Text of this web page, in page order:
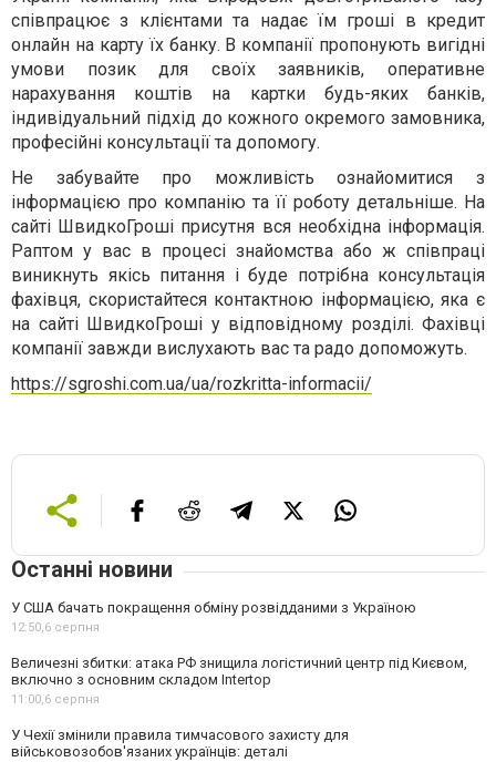
співпрацює з клієнтами та надає їм гроші в кредит
онлайн на карту їх банку. В компанії пропонують вигідні
умови позик для своїх заявників, оперативне
нарахування коштів на картки будь-яких банків,
індивідуальний підхід до кожного окремого замовника,
професійні консультації та допомогу.
Не забувайте про можливість ознайомитися з
інформацією про компанію та її роботу детальніше. На
сайті ШвидкоГроші присутня вся необхідна інформація.
Раптом у вас в процесі знайомства або ж співпраці
виникнуть якісь питання і буде потрібна консультація
фахівця, скористайтеся контактною інформацією, яка є
на сайті ШвидкоГроші у відповідному розділі. Фахівці
компанії завжди вислухають вас та радо допоможуть.
https://sgroshi.com.ua/ua/rozkritta-informacii/
Останні новини
У США бачать покращення обміну розвідданими з Україною
12:50,6 серпня
Величезні збитки: атака РФ знищила логістичний центр під Києвом,
включно з основним складом Intertop
11:00,6 серпня
У Чехії змінили правила тимчасового захисту для
військовозобов'язаних українців: деталі